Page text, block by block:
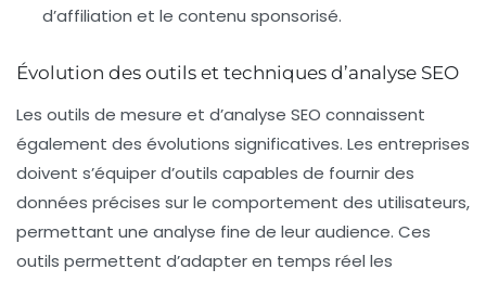
d’affiliation et le contenu sponsorisé.
Évolution des outils et techniques d’analyse SEO
Les outils de mesure et d’analyse SEO connaissent
également des évolutions significatives. Les entreprises
doivent s’équiper d’outils capables de fournir des
données précises sur le comportement des utilisateurs,
permettant une analyse fine de leur audience. Ces
outils permettent d’adapter en temps réel les